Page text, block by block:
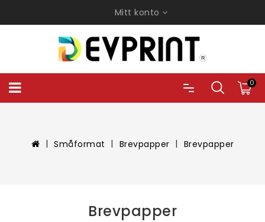
Mitt konto
0
Småformat Brevpapper Brevpapper
Brevpapper